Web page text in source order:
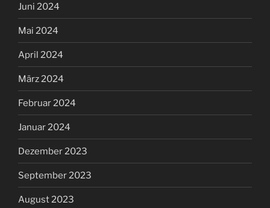
Juni 2024
Mai 2024
April 2024
März 2024
Februar 2024
Januar 2024
Dezember 2023
September 2023
August 2023